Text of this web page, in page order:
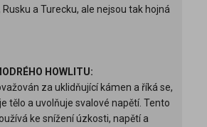
Rusku a Turecku, ale nejsou tak hojná
HOWLITU:
za uklidňující kámen a říká se,
tělo a uvolňuje svalové napětí. Tento
ke snížení úzkosti, napětí a